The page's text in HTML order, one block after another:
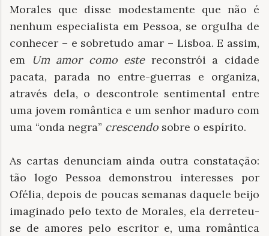
Morales que disse modestamente que não é
nenhum especialista em Pessoa, se orgulha de
conhecer – e sobretudo amar – Lisboa. E assim,
em Um amor como estereconstrói a cidade
pacata, parada no entre-guerras e organiza,
através dela, o descontrole sentimental entre
uma jovem romântica e um senhor maduro com
uma “onda negra” crescendo sobre o espírito.
As cartas denunciam ainda outra constatação:
tão logo Pessoa demonstrou interesses por
Ofélia, depois de poucas semanas daquele beijo
imaginado pelo texto de Morales, ela derreteu-
se de amores pelo escritor e, uma romântica